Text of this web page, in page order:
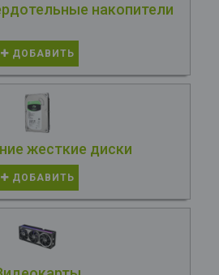
накопители
ДОБАВИТЬ
жесткие диски
ДОБАВИТЬ